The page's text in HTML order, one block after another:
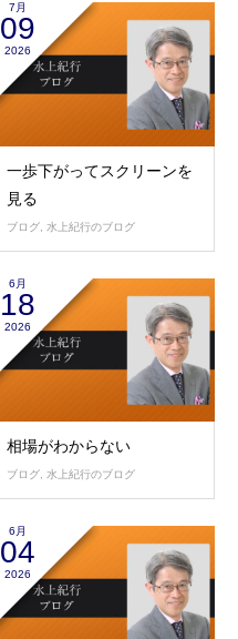
7月
09
2026
一歩下がってスクリーンを
見る
ブログ 水上紀行のブログ
6月
18
2026
相場がわからない
ブログ 水上紀行のブログ
6月
04
2026